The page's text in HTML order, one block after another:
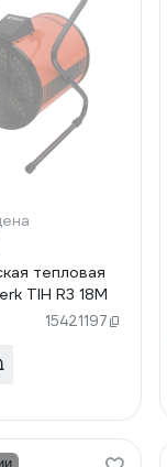
тепловая
TIH R3 18M
15421197